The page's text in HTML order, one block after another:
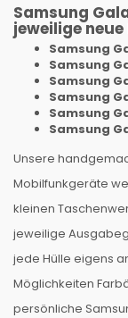
Samsung
jeweilige
Samsung
Samsung
Samsung
Samsung
Samsung
Samsung
Unsere
Mobilfunkgeräte
kleinen
jeweilige
jede Hülle eigens
Möglichkeiten
persönliche